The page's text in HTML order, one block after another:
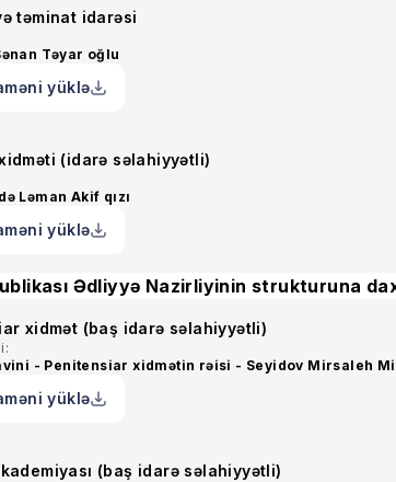
təminat idarəsi
Təyar oğlu
yüklə
(idarə səlahiyyətli)
Ləman Akif qızı
yüklə
Ədliyyə Nazirliyinin strukturuna
xidmət (baş idarə səlahiyyətli)
- Penitensiar xidmətin rəisi - Seyidov Mirsaleh
yüklə
(baş idarə səlahiyyətli)